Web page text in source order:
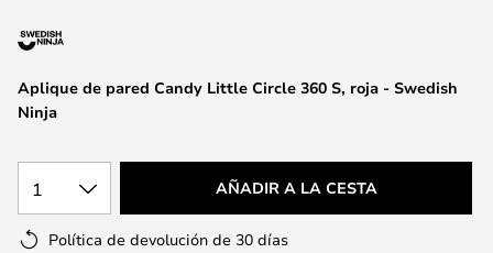
galería
imágenes
Aplique de pared Candy Little Circle 360 S, roja - Swedish
Ninja
1 AÑADIR A LA CESTA
Política de devolución de 30 días